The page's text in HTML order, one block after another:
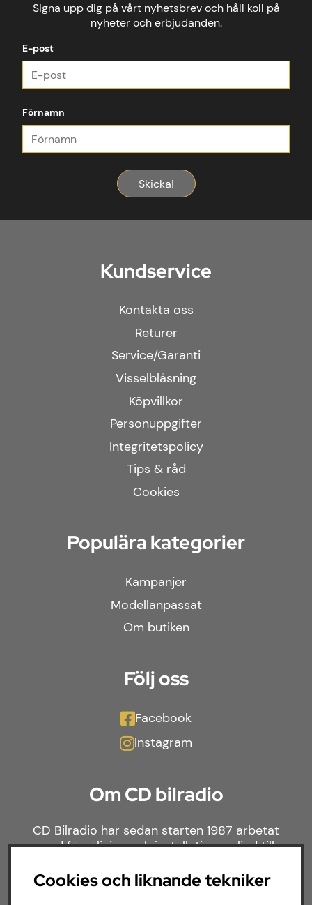
Signa upp dig på vårt nyhetsbrev och håll koll på
nyheter och erbjudanden.
E-post
Förnamn
Skicka!
Kundservice
Kontakta oss
Returer
Service/Garanti
Visselblåsning
Köpvillkor
Personuppgifter
Integritetspolicy
Tips & råd
Cookies
Populära kategorier
Kampanjer
Modellanpassat
Om butiken
Följ oss
Facebook
Instagram
Om CD bilradio
CD Bilradio har sedan starten 1987 arbetat
med försäljning och installation av ljud till
brett sortiment av billjud till alla typer av
bilmärken och behov.
Cookies och liknande tekniker